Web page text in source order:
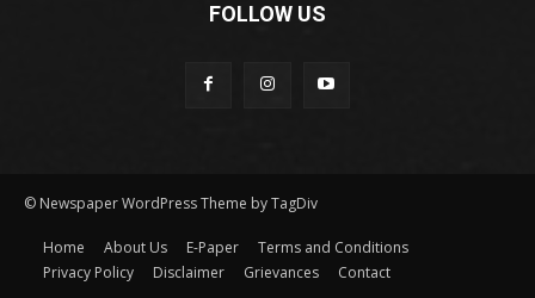
FOLLOW US
© Newspaper WordPress Theme by TagDiv
Home About Us E-Paper
Terms and Conditions
Privacy Policy
Disclaimer Grievances Contact